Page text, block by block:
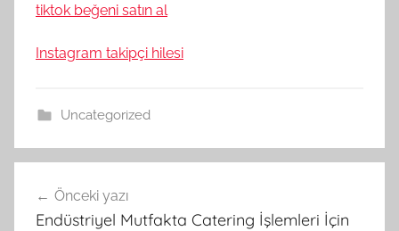
tiktok beğeni satın al
Instagram takipçi hilesi
Uncategorized
gezinmesi
Önceki yazı
Endüstriyel Mutfakta Catering İşlemleri İçin